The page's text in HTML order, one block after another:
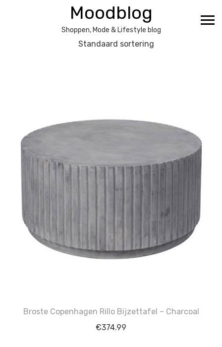
Moodblog
Shoppen, Mode & Lifestyle blog
Broste Copenhagen Rillo Bijzettafel – Charcoal
€374.99